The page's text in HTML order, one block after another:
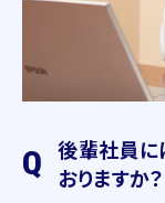
Q 後輩社員に
おりますか？